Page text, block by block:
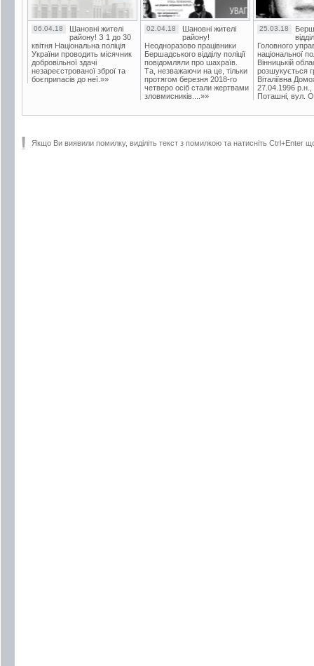
06.04.18
Шановні жителі
району! З 1 до 30
квітня Національна поліція
України проводить місячник
добровільної здачі
незареєстрованої зброї та
боєприпасів до неї.»»
02.04.18
Шановні жителі
району!
Неодноразово працівники
Бершадського відділу поліції
повідомляли про шахраїв.
Та, незважаючи на це, тільки
протягом березня 2018-го
четверо осіб стали жертвами
зловмисників....»»
25.03.18
Головного
національної
Вінницькій
розшукується
Віталіївна
27.04.1996 р.н.,
Поташні, вул.
Якщо Ви виявили помилку, виділіть текст з помилкою та натисніть Ctrl+Enter